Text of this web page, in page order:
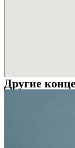
Другие